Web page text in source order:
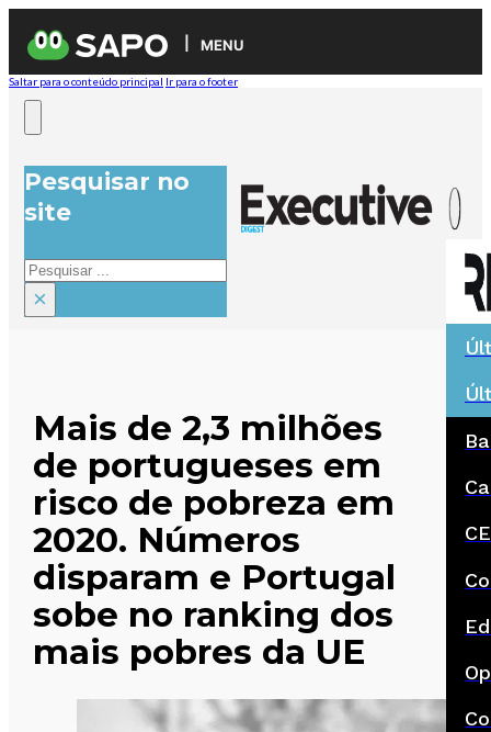
MENU
Saltar para o conteúdo principal Ir para o footer
Pesquisar no
site
Pesquisar
×
Mais de 2,3 milhões
de portugueses em
risco de pobreza em
2020. Números
disparam e Portugal
sobe no ranking dos
mais pobres da UE